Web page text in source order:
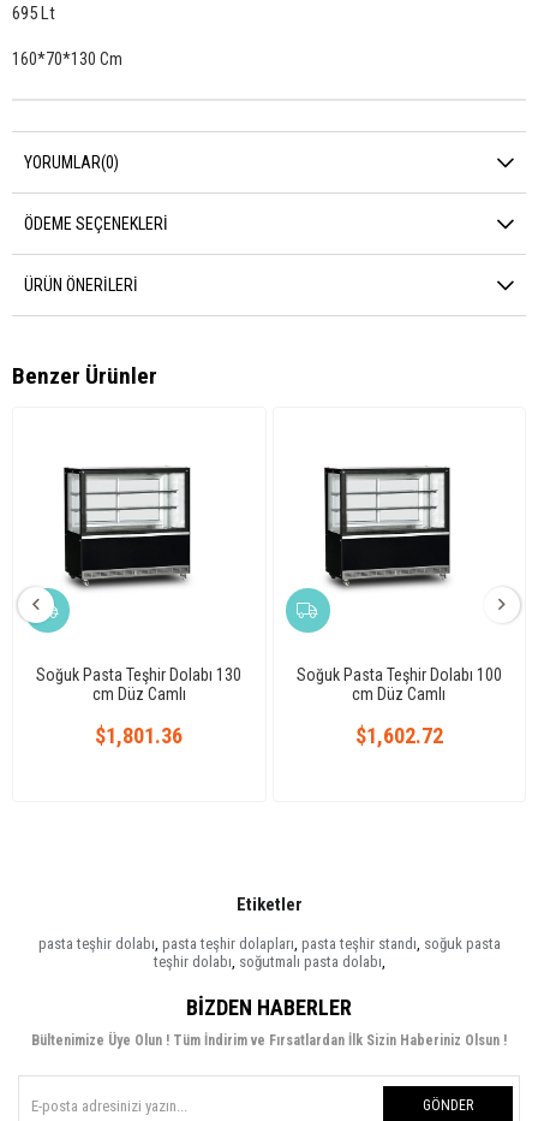
695 Lt
160*70*130 Cm
YORUMLAR(0)
ÖDEME SEÇENEKLERI
ÜRÜN ÖNERILERI
Benzer Ürünler
Soğuk Pasta Teşhir Dolabı 130
cm Düz Camlı
$1,801.36
Soğuk Pasta Teşhir Dolabı 100
cm Düz Camlı
$1,602.72
Etiketler
pasta teşhir dolabı, pasta teşhir dolapları, pasta teşhir standı, soğuk pasta
teşhir dolabı, soğutmalı pasta dolabı,
BIZDEN HABERLER
Bültenimize Üye Olun ! Tüm İndirim ve Fırsatlardan İlk Sizin Haberiniz Olsun !
GÖNDER